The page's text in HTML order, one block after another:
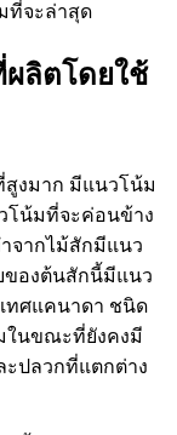
ที่จะล่าสุด
ผลิตโดยใช้
สูงมาก มีแนวโน้ม
โน้มที่จะค่อนข้าง
จากไม้สักมีแนว
ของต้นสักนี้มีแนว
ทศแคนาดา ชนิด
ในขณะที่ยังคงมี
ปลวกที่แตกต่าง